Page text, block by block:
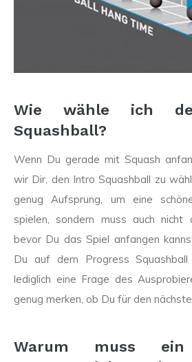
Wie wähle ich
Squashball?
Wenn Du gerade mit Squash
wir Dir, den Intro Squashball zu
genug Aufsprung, um eine
spielen, sondern muss auch nicht
bevor Du das Spiel anfangen
Du auf dem Progress
lediglich eine Frage des
genug merken, ob Du für den
Warum muss ein